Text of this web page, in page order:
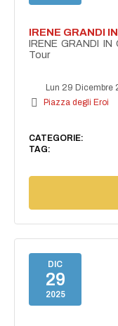
IRENE GRANDI
IRENE GRANDI
Tour
Lun 29 Dicembre
Piazza degli Eroi
CATEGORIE:
TAG:
DIC
29
2025